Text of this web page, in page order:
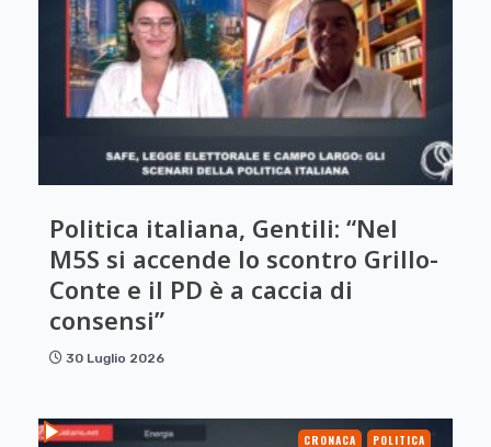
Politica italiana, Gentili: “Nel
M5S si accende lo scontro Grillo-
Conte e il PD è a caccia di
consensi”
30 Luglio 2026
CRONACA POLITICA